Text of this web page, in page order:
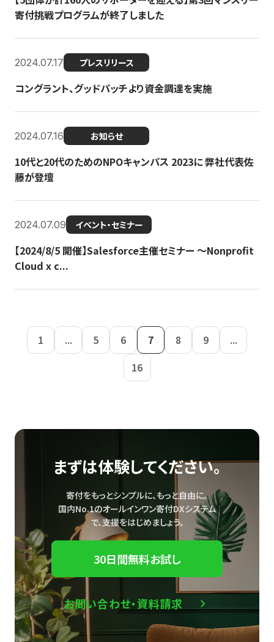
寄付挑戦プログラムが終了しました
2024.07.17 プレスリリース
コングラント、グッドパッチより資金調達を実施
2024.07.16 お知らせ
10代と20代のためのNPOキャンパス 2023に 弊社代表佐
藤が登壇
2024.07.09 イベント・セミナー
【2024/8/5 開催】Salesforce主催セミナー 〜Nonprofit
Cloud x c...
1 ... 5 6 7 8 9
...
16
まずは体験してください。
寄付をもっとシンプルに、もっと自由に。
国内No.1のオールインワン寄付DXシステム
で、支援をはじめましょう。
30日間無料お試し
お問い合わせ・資料請求